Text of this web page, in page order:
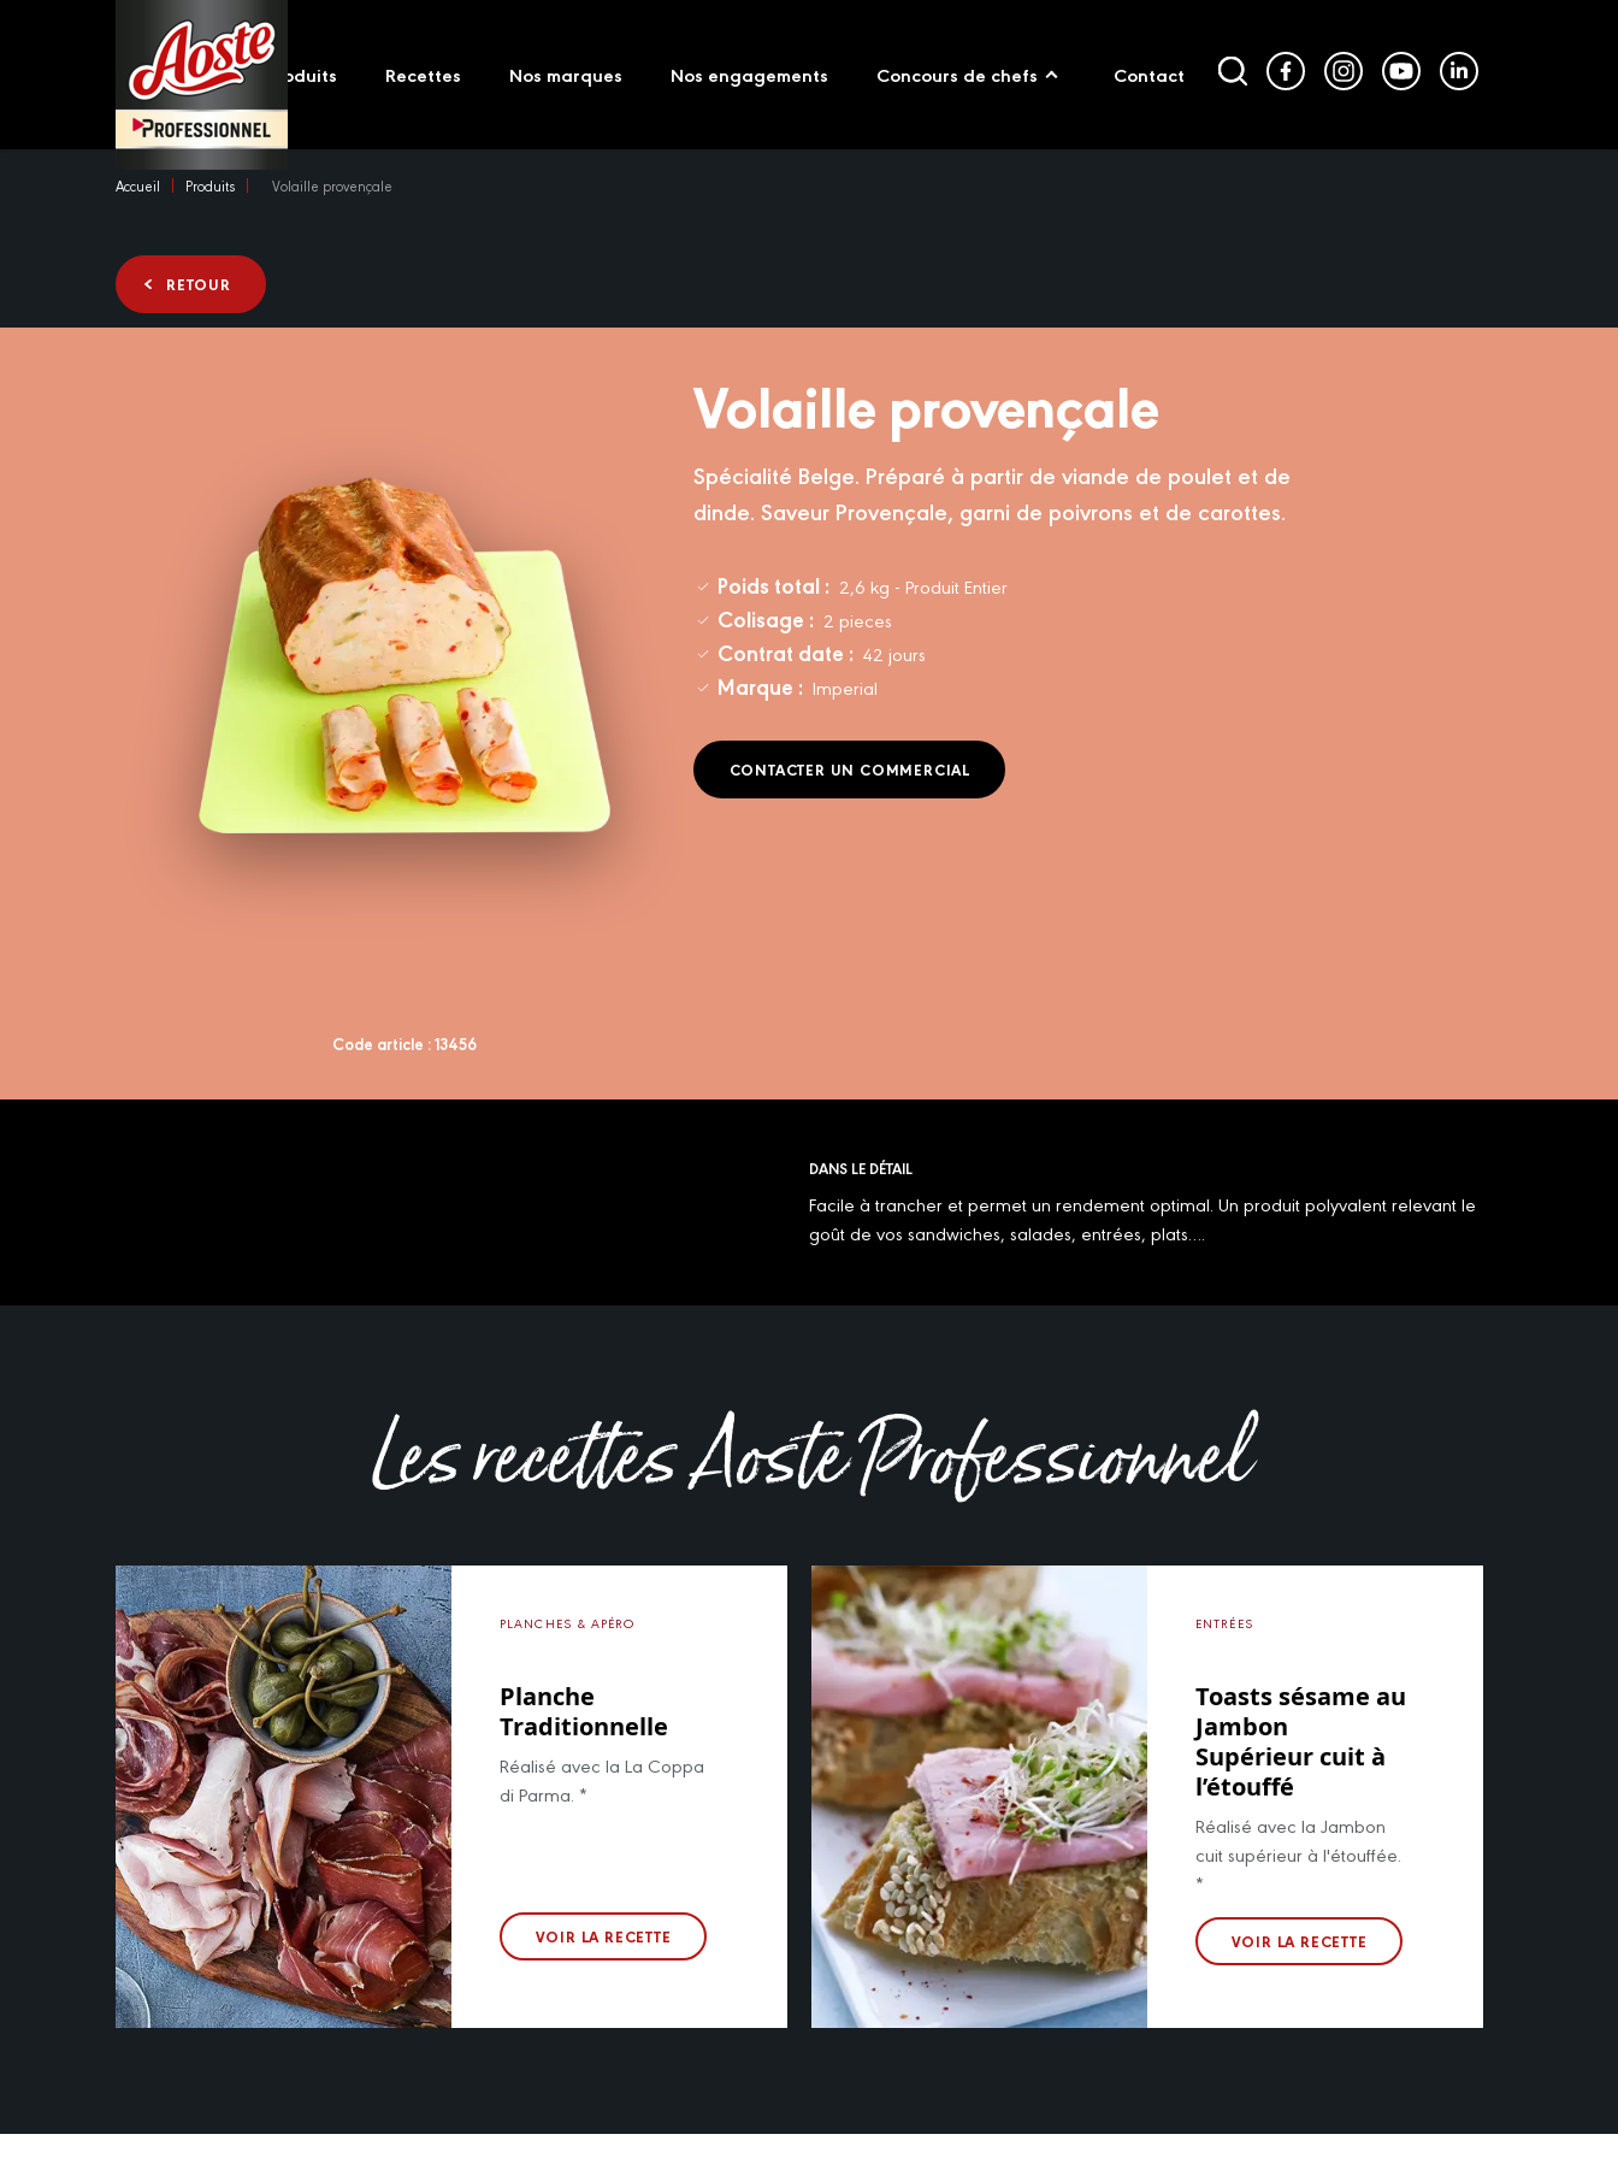
Main
navigation
Produits
Recettes Nos marques Nos engagements Concours de chefs Contact
Accueil Produits Volaille provençale
RETOUR
Code article : 13456
Volaille provençale
Spécialité Belge. Préparé à partir de viande de poulet et de
dinde. Saveur Provençale, garni de poivrons et de carottes.
Poids total : 2,6 kg - Produit Entier
Colisage : 2 pieces
Contrat date : 42 jours
Marque : Imperial
CONTACTER UN COMMERCIAL
DANS LE DÉTAIL
Facile à trancher et permet un rendement optimal. Un produit polyvalent relevant le
goût de vos sandwiches, salades, entrées, plats….
Les recettes Aoste Professionnel
PLANCHES & APÉRO
Planche
Traditionnelle
Réalisé avec la La Coppa
di Parma. *
VOIR LA RECETTE
ENTRÉES
Toasts sésame au
Jambon
Supérieur cuit à
l’étouffé
Réalisé avec la Jambon
cuit supérieur à l'étouffée.
*
VOIR LA RECETTE